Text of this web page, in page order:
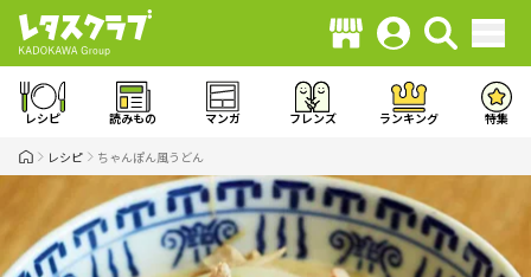
レシピ 読みもの マンガ フレンズ ランキング 特集
レシピ ちゃんぽん風うどん